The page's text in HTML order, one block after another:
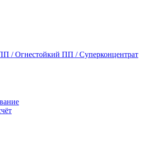
/ Огнестойкий ПП / Суперконцентрат